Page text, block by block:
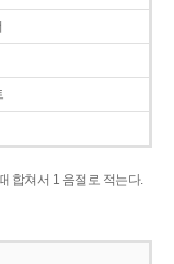
합쳐서 1 음절로 적는다.